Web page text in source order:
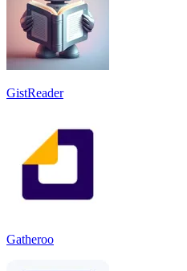
GistReader
Gatheroo